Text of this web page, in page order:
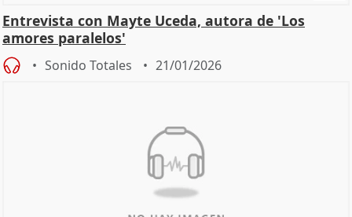
Entrevista con Mayte Uceda, autora de 'Los
amores paralelos'
Sonido Totales 21/01/2026